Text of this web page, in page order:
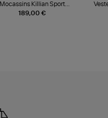
189,00 €
Mocassins Killian Sport
Mousse